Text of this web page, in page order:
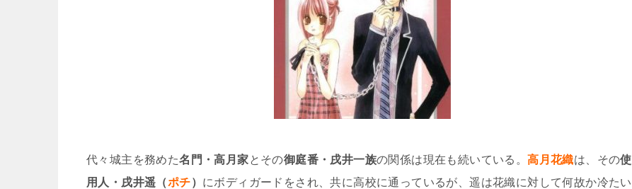
代々城主を務めた名門・高月家とその御庭番・戌井一族の関係は現在も続いている。高月花織は、その使
用人・戌井遥（ポチ） にボディガードをされ、共に高校に通っているが、遥は花織に対して何故か冷たい